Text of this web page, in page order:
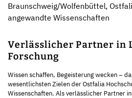
Braunschweig/Wolfenbüttel,
angewandte Wissenschaften
Verlässlicher Partner in
Forschung
Wissen schaffen, Begeisterung wecken –
wesentlichsten Zielen der Ostfalia
Wissenschaften. Als verlässlicher Partner